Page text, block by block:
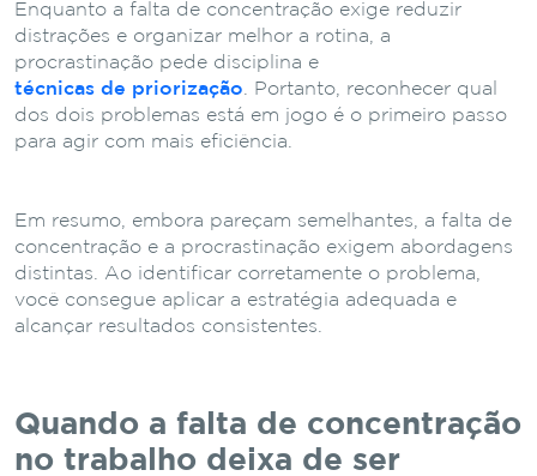
Enquanto a falta de concentração exige reduzir
distrações e organizar melhor a rotina, a
procrastinação pede disciplina e
técnicas de priorização . Portanto, reconhecer qual
dos dois problemas está em jogo é o primeiro passo
para agir com mais eficiência.
Em resumo, embora pareçam semelhantes, a falta de
concentração e a procrastinação exigem abordagens
distintas. Ao identificar corretamente o problema,
você consegue aplicar a estratégia adequada e
alcançar resultados consistentes.
Quando a falta de concentração
no trabalho deixa de ser